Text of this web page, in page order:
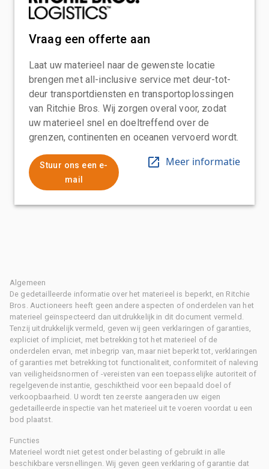
Vraag een offerte aan
Laat uw materieel naar de gewenste locatie
brengen met all-inclusive service met deur-tot-
deur transportdiensten en transportoplossingen
van Ritchie Bros. Wij zorgen overal voor, zodat
uw materieel snel en doeltreffend over de
grenzen, continenten en oceanen vervoerd wordt.
Stuur ons een e-
mail
Meer informatie
Algemeen
De gedetailleerde informatie over het materieel is beperkt, en Ritchie
Bros. Auctioneers heeft geen andere aspecten of onderdelen van het
materieel geïnspecteerd dan uitdrukkelijk in dit document vermeld.
Tenzij uitdrukkelijk vermeld, geven wij geen verklaringen of garanties,
expliciet of impliciet, met betrekking tot het materieel of de
onderdelen ervan, met inbegrip van, maar niet beperkt tot, verklaringen
of garanties met betrekking tot functionaliteit, conformiteit of naleving
van veiligheidsnormen of -vereisten van een toepasselijke autoriteit of
regelgevende instantie, geschiktheid voor een bepaald doel of
verkoopbaarheid. U wordt ten zeerste aangeraden uw eigen
gedetailleerde inspectie van het materieel uit te voeren voordat u een
bod plaatst.
Functies
Materieel wordt niet getest onder belasting of gebruikt in alle
beschikbare versnellingen. Wij geven geen verklaring of garantie dat